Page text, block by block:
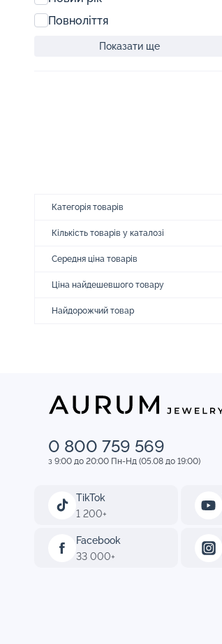
Повноліття
Показати ще
Категорія товарів
Кількість товарів у каталозі
Середня ціна товарів
Ціна найдешевшого товару
Найдорожчий товар
0 800 759 569
з 9:00 до 20:00 Пн-Нд (05.08 до 19:00)
TikTok
1 200+
Facebook
33 000+